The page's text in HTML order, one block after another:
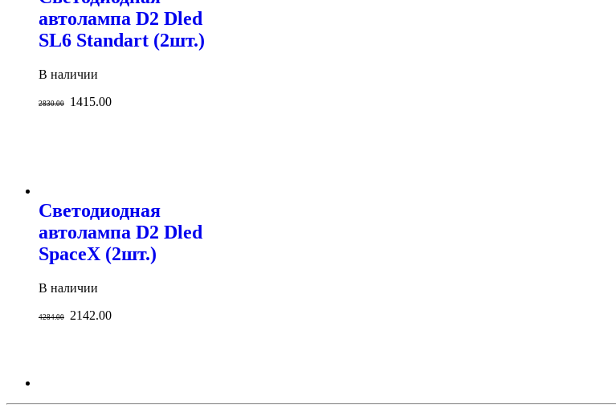
автолампа D2 Dled
SL6 Standart (2шт.)
В наличии
2830.00 1415.00
Светодиодная
автолампа D2 Dled
SpaceX (2шт.)
В наличии
4284.00 2142.00